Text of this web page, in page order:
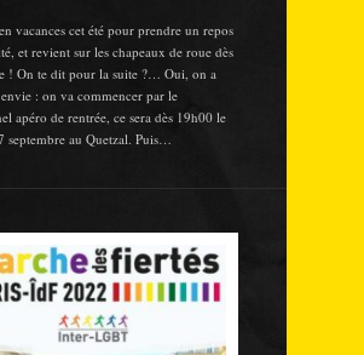
vacances cet été pour prendre un repos
et revient sur les chapeaux de roue dès
! On te dit pour la suite ?… Oui, on a
: on va commencer par le
apéro de rentrée, ce sera dès 19h00 le
septembre au Quetzal. Puis…